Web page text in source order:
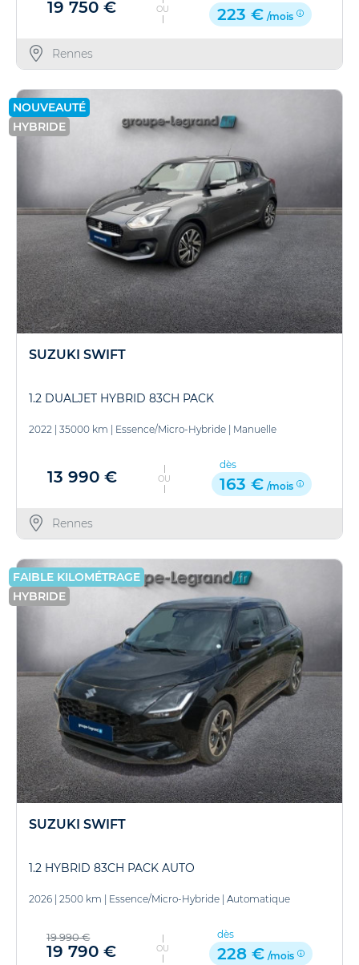
19 750 € OU 223 € /mois
Rennes
NOUVEAUTÉ
HYBRIDE
SUZUKI SWIFT
1.2 DUALJET HYBRID 83CH PACK
2022 35000 km Essence/Micro-Hybride Manuelle
13 990 € OU
dès
163 € /mois
Rennes
FAIBLE KILOMÉTRAGE
HYBRIDE
SUZUKI SWIFT
1.2 HYBRID 83CH PACK AUTO
2026 2500 km Essence/Micro-Hybride Automatique
19 990 €
19 790 € OU
dès
228 € /mois